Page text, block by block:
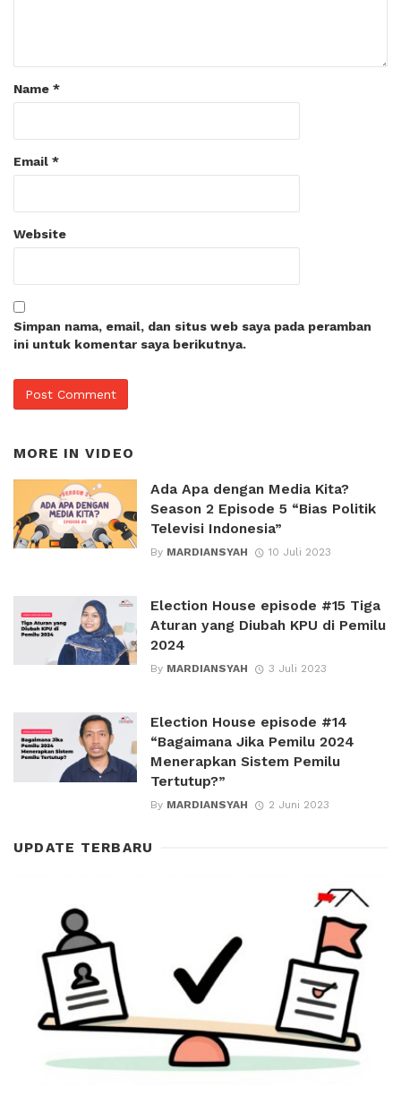
Name *
Email *
Website
Simpan nama, email, dan situs web saya pada peramban
ini untuk komentar saya berikutnya.
MORE IN VIDEO
Ada Apa dengan Media Kita?
Season 2 Episode 5 “Bias Politik
Televisi Indonesia”
By MARDIANSYAH 10 Juli 2023
Election House episode #15 Tiga
Aturan yang Diubah KPU di Pemilu
2024
By MARDIANSYAH 3 Juli 2023
Election House episode #14
“Bagaimana Jika Pemilu 2024
Menerapkan Sistem Pemilu
Tertutup?”
By MARDIANSYAH 2 Juni 2023
UPDATE TERBARU